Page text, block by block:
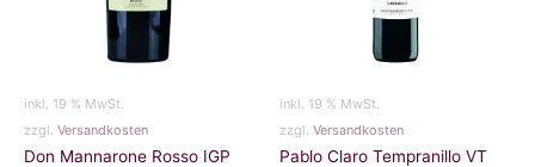
inkl. 19 % MwSt.
zzgl. Versandkosten
Don Mannarone Rosso IGP
inkl. 19 % MwSt.
zzgl. Versandkosten
Pablo Claro Tempranillo VT